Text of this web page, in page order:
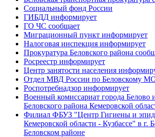
Социальный фонд России
ГИБДД информирует
ГО ЧС сообщает
Миграционный пункт информирует
Налоговая инспекция информирует
Прокуратура Беловского района
Росреестр информирует
Центр занятости населения
Отдел МВД России по Беловскому
Роспотребнадзор информирует
Военный комиссариат города Белово
Беловского района Кемеровской
Филиал ФБУЗ "Центр Гигиены и
Кемеровской области - Кузбассе" в г.
Беловском районе